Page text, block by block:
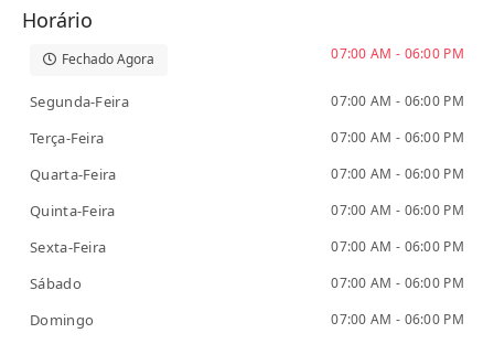
Horário
Fechado Agora 07:00 AM - 06:00 PM
Segunda-Feira 07:00 AM - 06:00 PM
Terça-Feira 07:00 AM - 06:00 PM
Quarta-Feira 07:00 AM - 06:00 PM
Quinta-Feira 07:00 AM - 06:00 PM
Sexta-Feira 07:00 AM - 06:00 PM
Sábado 07:00 AM - 06:00 PM
Domingo 07:00 AM - 06:00 PM